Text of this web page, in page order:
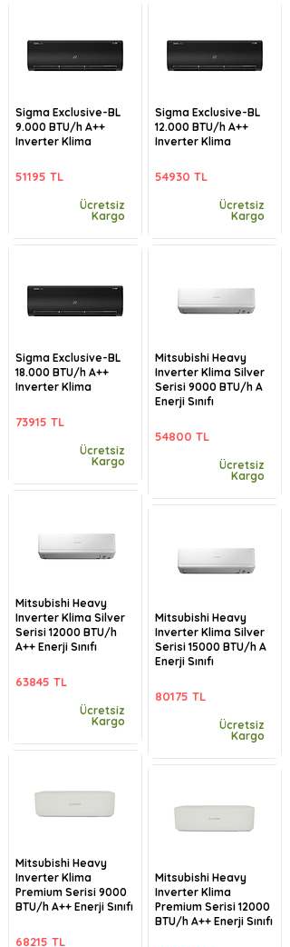
Sigma Exclusive-BL
9.000 BTU/h A++
Inverter Klima
51195 TL
Ücretsiz
Kargo
Sigma Exclusive-BL
18.000 BTU/h A++
Inverter Klima
73915 TL
Ücretsiz
Kargo
Mitsubishi Heavy
Inverter Klima Silver
Serisi 12000 BTU/h
A++ Enerji Sınıfı
63845 TL
Ücretsiz
Kargo
Mitsubishi Heavy
Inverter Klima
Premium Serisi 9000
BTU/h A++ Enerji Sınıfı
68215 TL
Sigma Exclusive-BL
12.000 BTU/h A++
Inverter Klima
54930 TL
Ücretsiz
Kargo
Mitsubishi Heavy
Inverter Klima Silver
Serisi 9000 BTU/h A
Enerji Sınıfı
54800 TL
Ücretsiz
Kargo
Mitsubishi Heavy
Inverter Klima Silver
Serisi 15000 BTU/h A
Enerji Sınıfı
80175 TL
Ücretsiz
Kargo
Mitsubishi Heavy
Inverter Klima
Premium Serisi 12000
BTU/h A++ Enerji Sınıfı